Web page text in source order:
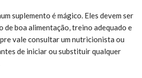
suplemento é mágico. Eles devem ser
de boa alimentação, treino adequado e
vale consultar um nutricionista ou
de iniciar ou substituir qualquer